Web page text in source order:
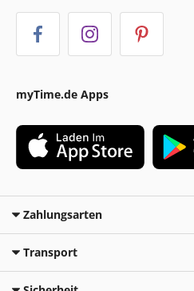
myTime.de Apps
Zahlungsarten
Transport